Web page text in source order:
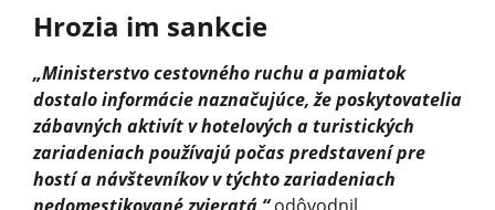
Hrozia im sankcie
„Ministerstvo cestovného ruchu a pamiatok
dostalo informácie naznačujúce, že poskytovatelia
zábavných aktivít v hotelových a turistických
zariadeniach používajú počas predstavení pre
hostí a návštevníkov v týchto zariadeniach